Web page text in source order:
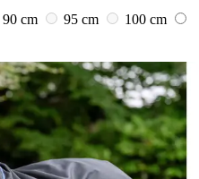
90 cm 95 cm
100 cm